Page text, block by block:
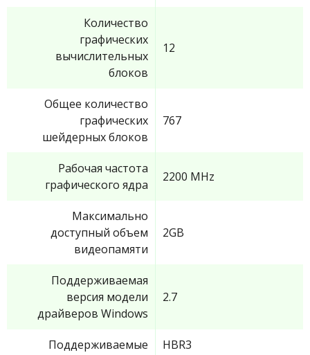
Количество
графических
вычислительных
блоков
12
Общее количество
графических
шейдерных блоков
767
Рабочая частота
графического ядра
2200 MHz
Максимально
доступный объем
видеопамяти
2GB
Поддерживаемая
версия модели
драйверов Windows
2.7
Поддерживаемые
HBR3